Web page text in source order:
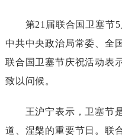
第21届联合国卫塞节5
中共中央政治局常委、全
联合国卫塞节庆祝活动表
致以问候。
王沪宁表示，卫塞节是
道、涅槃的重要节日。联